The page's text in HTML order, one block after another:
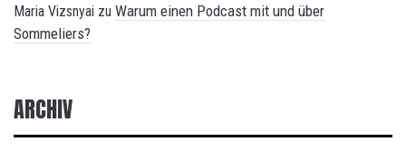
Maria Vizsnyai zu Warum einen Podcast mit und über
Sommeliers?
ARCHIV